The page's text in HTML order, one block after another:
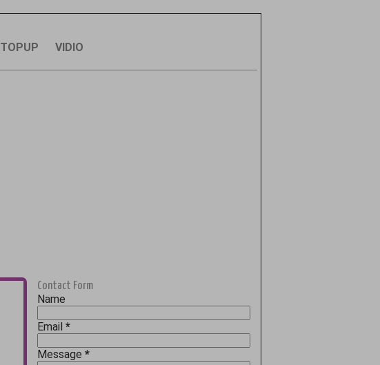
TOPUP VIDIO
Contact Form
Name
Email*
Message*